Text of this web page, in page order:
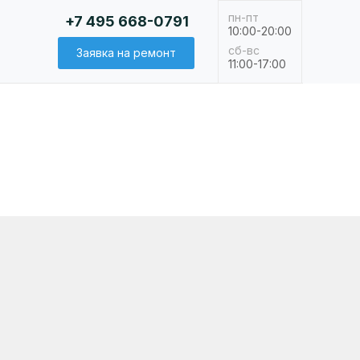
пн-пт
сб-вс
10:00-20:00
11:00-17:00
+7 495 668-0791
Заявка на ремонт